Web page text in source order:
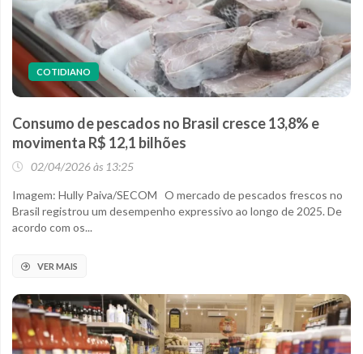
COTIDIANO
Consumo de pescados no Brasil cresce 13,8% e
movimenta R$ 12,1 bilhões
02/04/2026 às 13:25
Imagem: Hully Paiva/SECOM O mercado de pescados frescos no
Brasil registrou um desempenho expressivo ao longo de 2025. De
acordo com os...
VER MAIS